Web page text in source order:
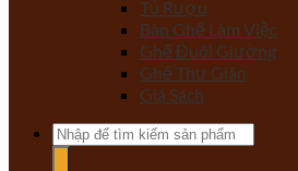
Tủ Rượu
Bàn Ghế Làm Việc
Ghế Đuôi Giường
Ghế Thư Giãn
Giá Sách
Tìm
kiếm: